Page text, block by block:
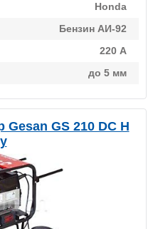
Honda
Бензин АИ-92
220 А
до 5 мм
GS 210 DC H